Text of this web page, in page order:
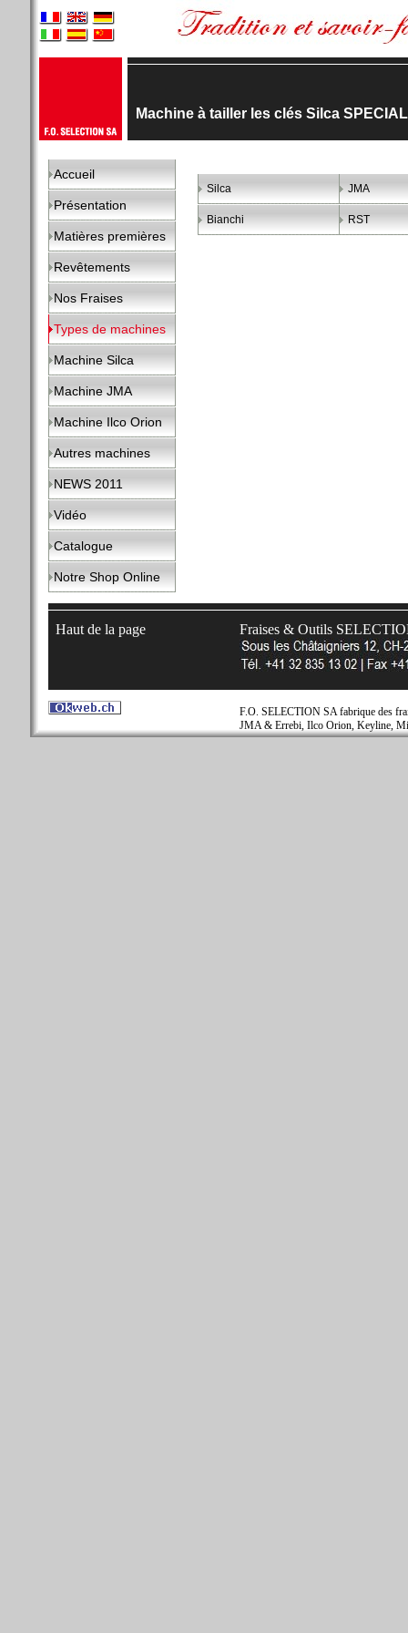
Machine à tailler les clés Silca
Accueil
Présentation
Matières premières
Revêtements
Nos Fraises
Types de machines
Machine Silca
Machine JMA
Machine Ilco Orion
Autres machines
NEWS 2011
Vidéo
Catalogue
Notre Shop Online
Silca JMA
Bianchi RST
Haut de la page Fraises & Outils
F.O. SELECTION SA fabrique des
JMA & Errebi, Ilco Orion, Keyline,